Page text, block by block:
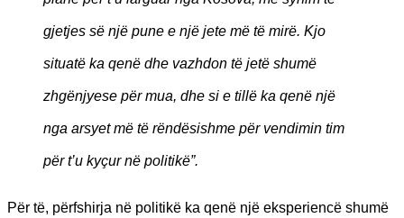
gjetjes së një pune e një jete më të mirë. Kjo
situatë ka qenë dhe vazhdon të jetë shumë
zhgënjyese për mua, dhe si e tillë ka qenë një
nga arsyet më të rëndësishme për vendimin tim
për t’u kyçur në politikë”.
Për të, përfshirja në politikë ka qenë një eksperiencë shumë